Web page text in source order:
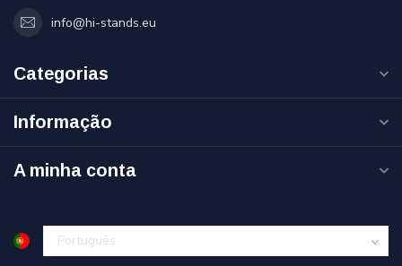
info@hi-stands.eu
Categorias
Informação
A minha conta